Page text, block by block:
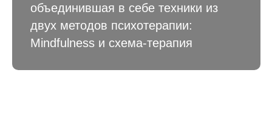
объединившая в себе техники из
двух методов психотерапии:
Mindfulness и схема-терапия